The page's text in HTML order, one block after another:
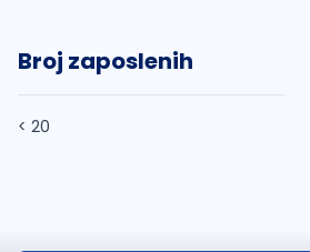
Broj zaposlenih
< 20